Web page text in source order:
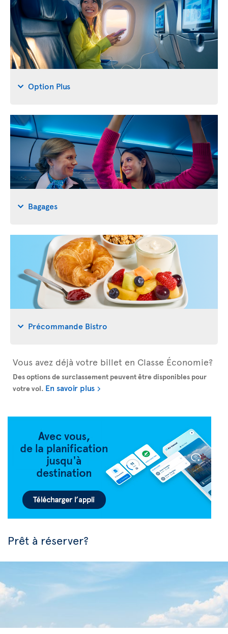
Option Plus
Bagages
Précommande Bistro
Vous avez déjà votre billet en Classe Économie?
Des options de surclassement peuvent être disponibles pour
votre vol. En savoir plus
Prêt à réserver?